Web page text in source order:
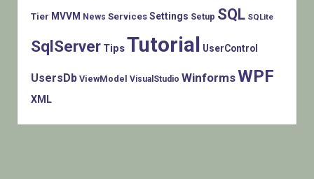
Tier MVVM News Services Settings Setup SQL SQLite
SqlServer TipsTutorial UserControl
UsersDb ViewModel VisualStudio WinformsWPF
XML